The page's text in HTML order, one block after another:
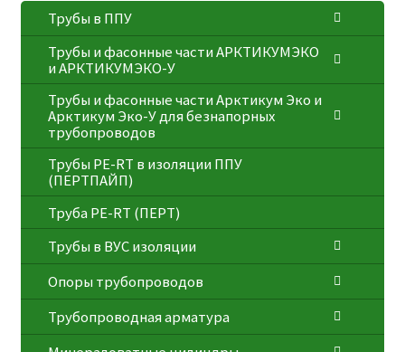
Трубы в ППУ
Трубы и фасонные части АРКТИКУМЭКО
и АРКТИКУМЭКО-У
Трубы и фасонные части Арктикум Эко и
Арктикум Эко-У для безнапорных
трубопроводов
Трубы PE-RT в изоляции ППУ
(ПЕРТПАЙП)
⁠Трубa PE-RT (ПЕРТ)
Трубы в ВУС изоляции
Опоры трубопроводов
Трубопроводная арматура